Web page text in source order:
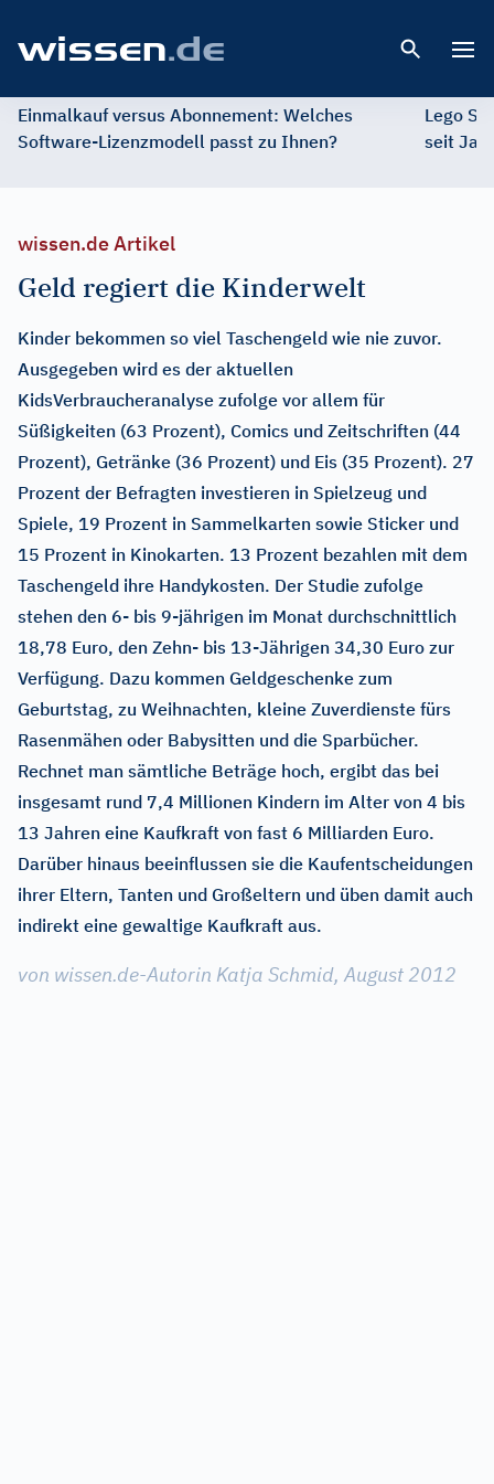
Einmalkauf versus Abonnement: Welches
Software-Lizenzmodell passt zu Ihnen?
Lego
seit
wissen.de Artikel
Geld regiert die Kinderwelt
Kinder bekommen so viel Taschengeld wie nie zuvor.
Ausgegeben wird es der aktuellen
KidsVerbraucheranalyse zufolge vor allem für
Süßigkeiten (63 Prozent), Comics und Zeitschriften (44
Prozent), Getränke (36 Prozent) und Eis (35 Prozent). 27
Prozent der Befragten investieren in Spielzeug und
Spiele, 19 Prozent in Sammelkarten sowie Sticker und
15 Prozent in Kinokarten. 13 Prozent bezahlen mit dem
Taschengeld ihre Handykosten. Der Studie zufolge
stehen den 6- bis 9-jährigen im Monat durchschnittlich
18,78 Euro, den Zehn- bis 13-Jährigen 34,30 Euro zur
Verfügung. Dazu kommen Geldgeschenke zum
Geburtstag, zu Weihnachten, kleine Zuverdienste fürs
Rasenmähen oder Babysitten und die Sparbücher.
Rechnet man sämtliche Beträge hoch, ergibt das bei
insgesamt rund 7,4 Millionen Kindern im Alter von 4 bis
13 Jahren eine Kaufkraft von fast 6 Milliarden Euro.
Darüber hinaus beeinflussen sie die Kaufentscheidungen
ihrer Eltern, Tanten und Großeltern und üben damit auch
indirekt eine gewaltige Kaufkraft aus.
von wissen.de-Autorin Katja Schmid, August 2012